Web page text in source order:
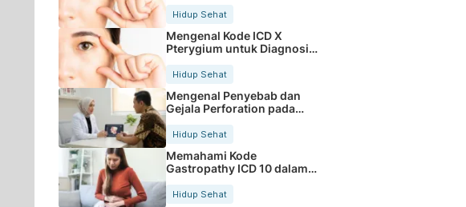
Hidup Sehat
Mengenal Kode ICD X
Pterygium untuk Diagnosis
Hidup Sehat
Mengenal Penyebab dan
Gejala Perforation pada
Tubuh
Hidup Sehat
Memahami Kode
Gastropathy ICD 10 dalam
Rekam Medis Pasien
Hidup Sehat